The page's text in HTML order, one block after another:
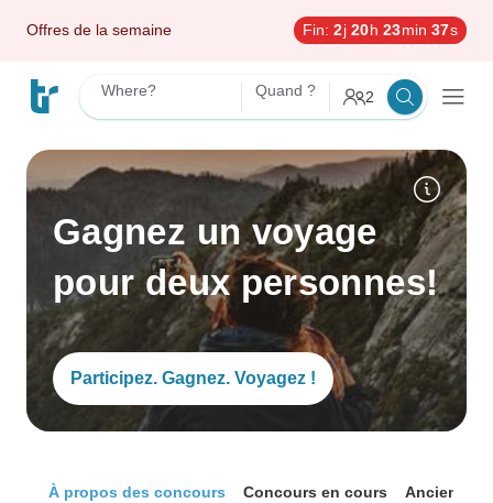
Offres de la semaine Fin: 2j 20h 23min 36s
Where? Quand ? 2
Gagnez un voyage
pour deux personnes!
Participez. Gagnez. Voyagez !
À propos des concours Concours en cours Anciens